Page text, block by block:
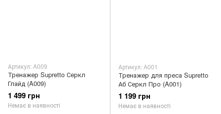
Артикул: A009
Тренажер Supretto Серкл
Глайд (A009)
1 499 грн
Немає в наявності
Артикул: A001
Тренажер для преса Supretto
Аб Серкл Про (A001)
1 199 грн
Немає в наявності